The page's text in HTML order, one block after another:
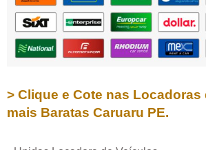
> Clique e Cote nas Locadoras
mais Baratas Caruaru PE.